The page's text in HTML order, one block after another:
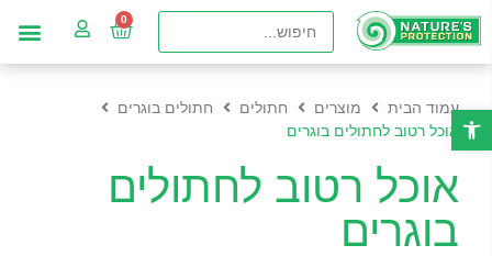
פתח סרגל נגישות
עמוד הבית מוצרים חתולים
חתולים בוגרים
אוכל רטוב לחתולים בוגרים
אוכל רטוב לחתולים
בוגרים